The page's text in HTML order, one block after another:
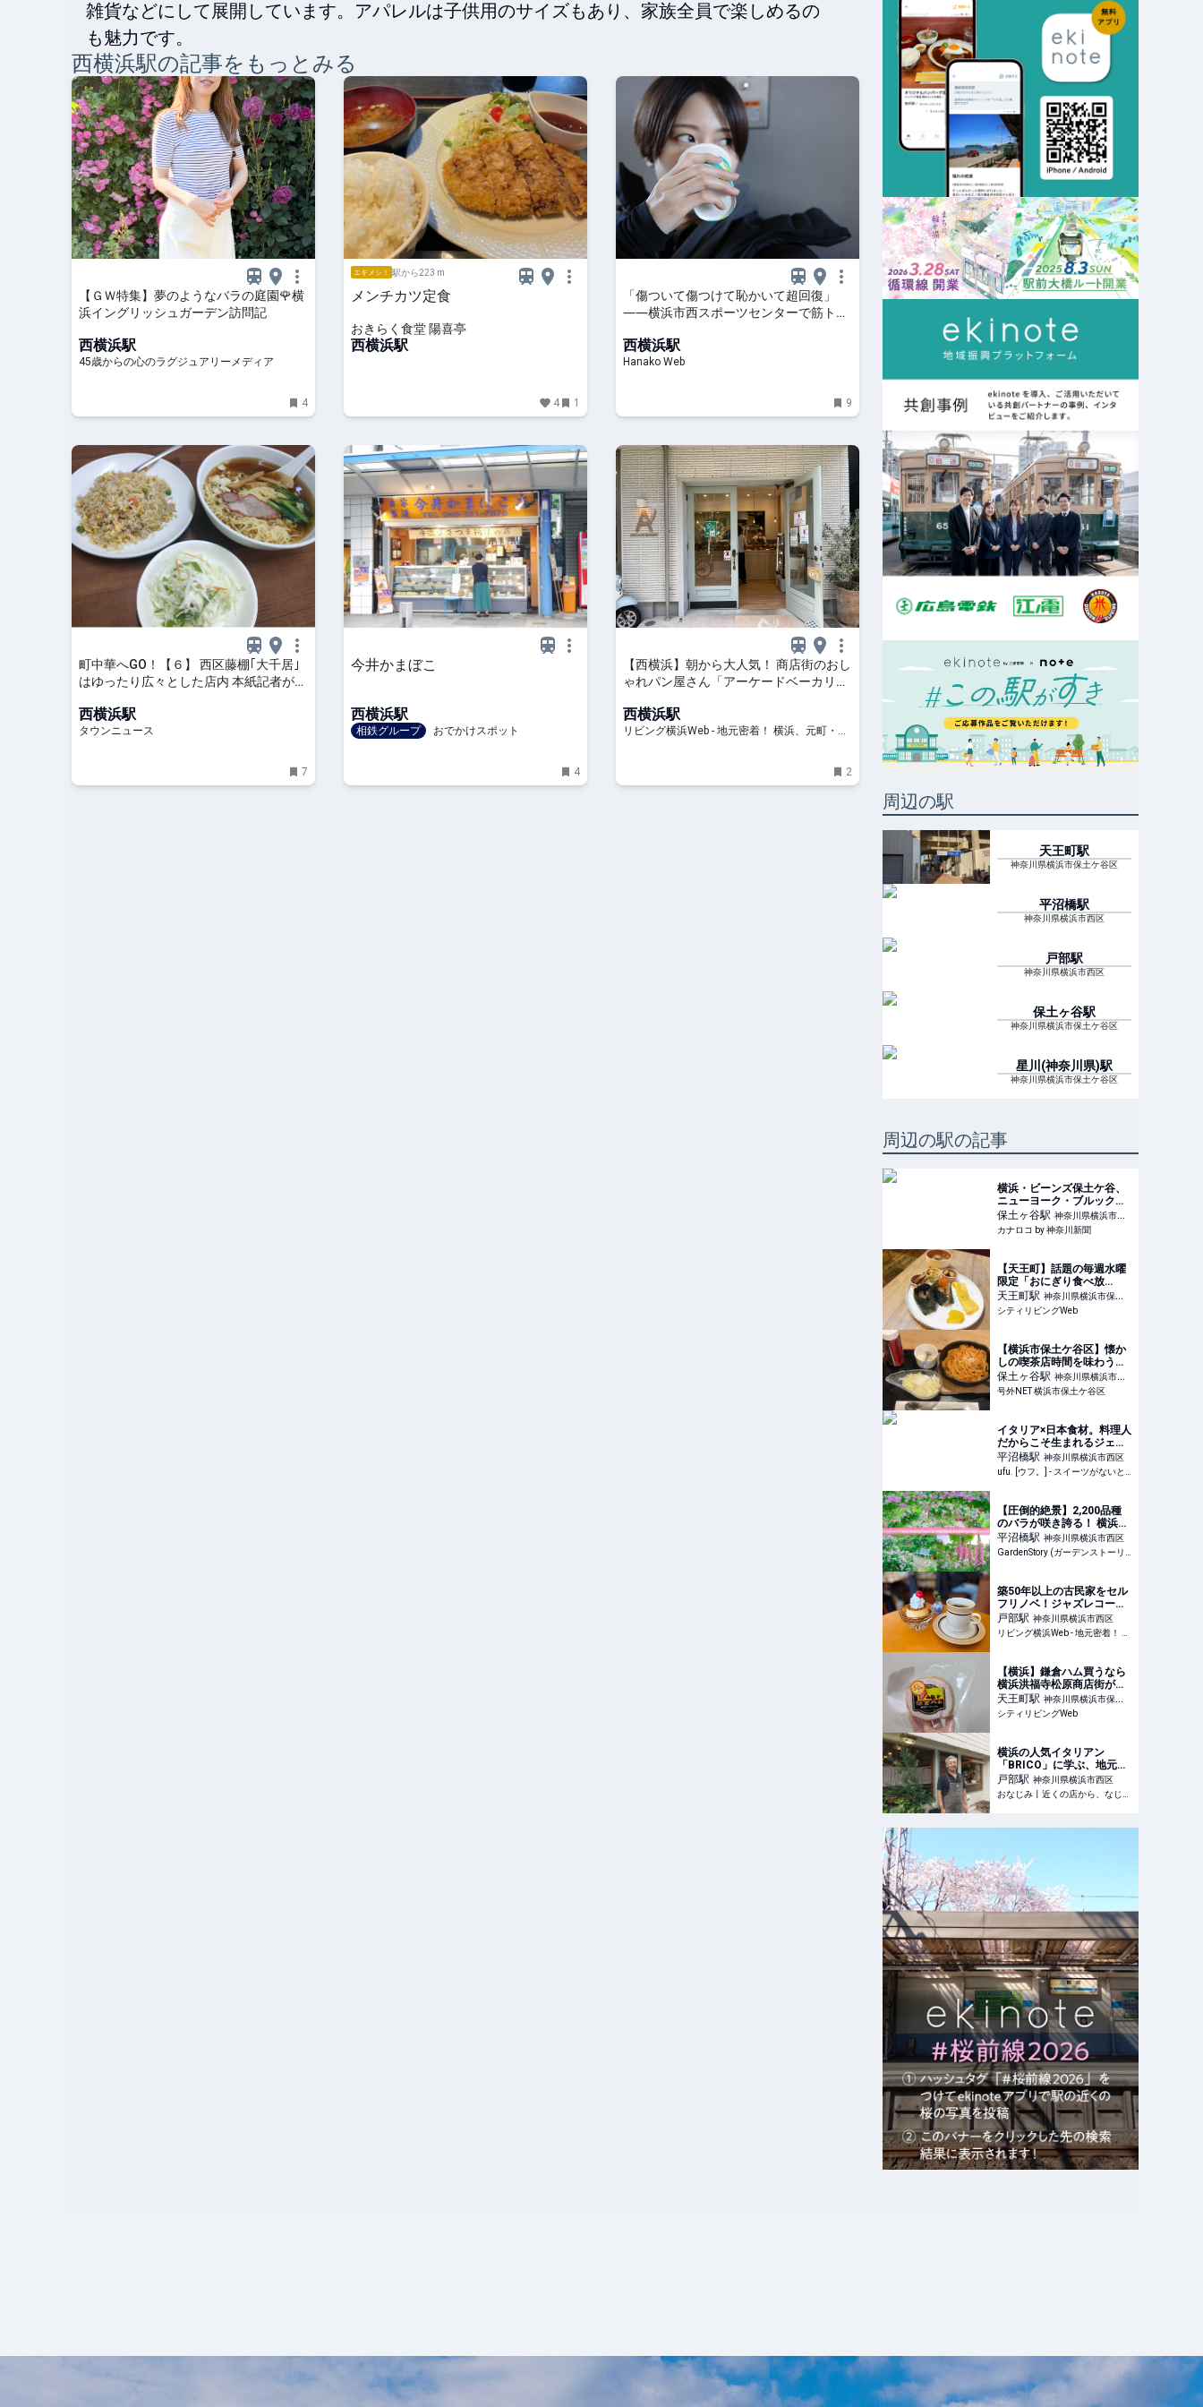
雑貨などにして展開しています。アパレルは子供用のサイズもあり、家族全員で楽しめるの
も魅力です。
西横浜駅の記事をもっとみる
【ＧＷ特集】夢のようなバラの庭園🌹横
浜イングリッシュガーデン訪問記
西横浜駅
45歳からの心のラグジュアリーメディア
4
エキメシ！ 駅から223 m
メンチカツ定食
おきらく食堂 陽喜亭
西横浜駅
4 1
「傷ついて傷つけて恥かいて超回復」
――横浜市西スポーツセンターで筋トレ
西横浜駅
Hanako Web
9
町中華へGO！【６】 西区藤棚｢大千居｣
はゆったり広々とした店内 本紙記者がラ
ュース
西横浜駅
タウンニュース
7
今井かまぼこ
西横浜駅
相鉄グループ おでかけスポット
4
【西横浜】朝から大人気！ 商店街のおし
ゃれパン屋さん「アーケードベーカリ
西横浜駅
リビング横浜Web - 地元密着！ 横浜、元町・中
2
周辺の駅
天王町駅
神奈川県横浜市保土ケ谷区
平沼橋駅
神奈川県横浜市西区
戸部駅
神奈川県横浜市西区
保土ヶ谷駅
神奈川県横浜市保土ケ谷区
星川(神奈川県)駅
神奈川県横浜市保土ケ谷区
周辺の駅の記事
横浜・ビーンズ保土ケ谷、
ニューヨーク・ブルックリ
ンベーカリーが出店 | カナ
ロコ by 神奈川新聞
保土ヶ谷駅 神奈川県横浜市保
土ケ谷区
カナロコ by 神奈川新聞
【天王町】話題の毎週水曜
限定「おにぎり食べ放
題」！ できたて提供をどれ
だけ食べられた？｜シティ
リビングWeb
天王町駅 神奈川県横浜市保土
ケ谷区
シティリビングWeb
【横浜市保土ケ谷区】懐か
しの喫茶店時間を味わう。
喫茶高輪の熱々ナポリタン
をいただきました。
保土ヶ谷駅 神奈川県横浜市保
土ケ谷区
号外NET 横浜市保土ケ谷区
イタリア×日本食材。料理人
だからこそ生まれるジェラ
ートと“カリじゅわフレンチ
トースト”に恋して。「è
più（エピュウ）」（横浜）
平沼橋駅 神奈川県横浜市西区
ufu. [ウフ。] - スイーツがないと始まらないufu.ウフ。
【圧倒的絶景】2,200品種
のバラが咲き誇る！ 横浜で
体験する非日常の癒やし空
間
平沼橋駅 神奈川県横浜市西区
GardenStory (ガーデンストーリー)
築50年以上の古民家をセル
フリノベ！ジャズレコード
が流れるカフェ【SOM
COFFEE（ソムコーヒー）
＠戸部】横浜古民家カフェ
戸部駅 神奈川県横浜市西区
リビング横浜Web - 地元密着！ 横浜、元町・中華街、みなとみらいほかのグルメ、イベント、お出かけ、習い事情報
【横浜】鎌倉ハム買うなら
横浜洪福寺松原商店街が神
コスパ！｜シティリビング
Web
天王町駅 神奈川県横浜市保土
ケ谷区
シティリビングWeb
横浜の人気イタリアン
「BRICO」に学ぶ、地元客
の巻き込み方。LINEを読ん
で「思い出してもらう」た
めにやったこと - おなじみ
店へ。
戸部駅 神奈川県横浜市西区
おなじみ丨近くの店から、なじみの店へ。